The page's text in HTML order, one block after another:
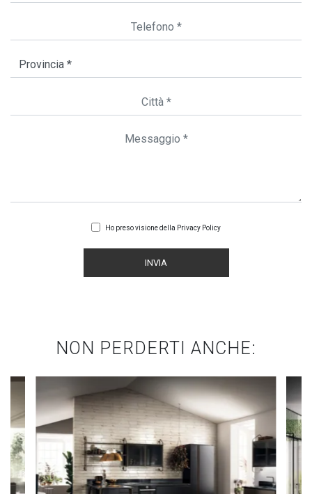
Ho preso visione della Privacy Policy
INVIA
NON PERDERTI ANCHE: